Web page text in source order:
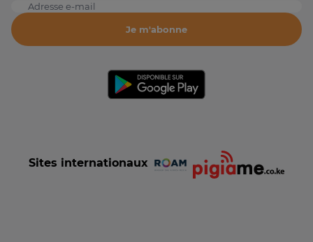
Adresse e-mail
Je m'abonne
Sites internationaux